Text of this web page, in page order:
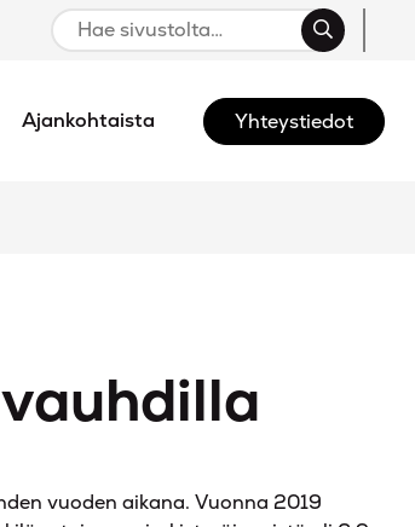
Ajankohtaista Yhteystiedot
vuoden aikana. Vuonna 2019